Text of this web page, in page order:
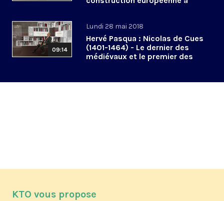
09:14
Lundi 28 mai 2018
Hervé Pasqua : Nicolas de Cues
(1401-1464) - Le dernier des
médiévaux et le premier des
KTO vous propose